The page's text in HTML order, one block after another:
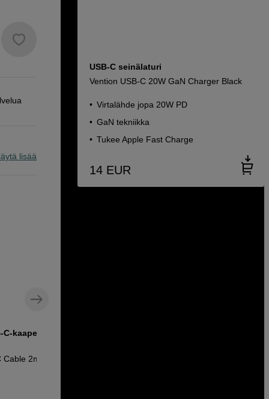
lisää
kaapeli, 2
2m
USB-C seinälaturi
Vention USB-C 20W GaN Charger Black
Virtalähde jopa 20W PD
GaN tekniikka
Tukee Apple Fast Charge
14 EUR